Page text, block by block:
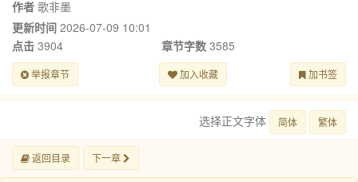
作者 歌非墨
更新时间 2026-07-09 10:01
点击 3904 章节字数3585
举报章节 加入收藏 加书签
选择正文字体 简体 繁体
返回目录 下一章